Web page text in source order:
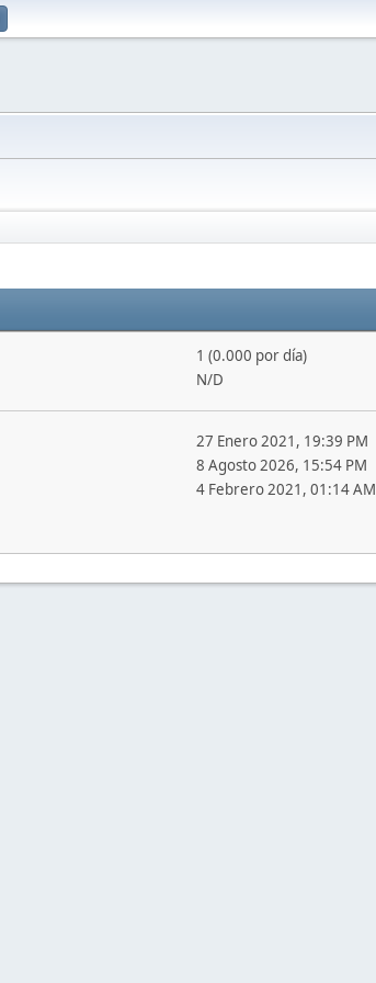
1 (0.000 por día)
N/D
27 Enero 2021, 19:39 PM
8 Agosto 2026, 15:54 PM
4 Febrero 2021, 01:14 AM